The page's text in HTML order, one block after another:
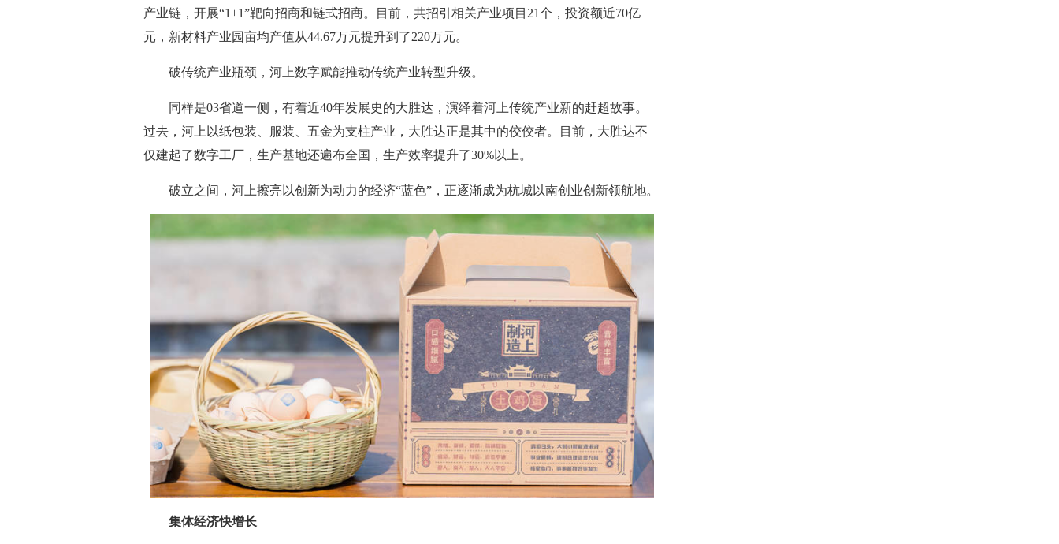
产业链，开展“1+1”靶向招商和链式招商。目前，共招引相关产业项目21个，投资额近70亿
元，新材料产业园亩均产值从44.67万元提升到了220万元。
破传统产业瓶颈，河上数字赋能推动传统产业转型升级。
同样是03省道一侧，有着近40年发展史的大胜达，演绎着河上传统产业新的赶超故事。
过去，河上以纸包装、服装、五金为支柱产业，大胜达正是其中的佼佼者。目前，大胜达不
仅建起了数字工厂，生产基地还遍布全国，生产效率提升了30%以上。
破立之间，河上擦亮以创新为动力的经济“蓝色”，正逐渐成为杭城以南创业创新领航地。
集体经济快增长